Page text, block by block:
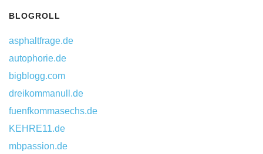
BLOGROLL
asphaltfrage.de
autophorie.de
bigblogg.com
dreikommanull.de
fuenfkommasechs.de
KEHRE11.de
mbpassion.de